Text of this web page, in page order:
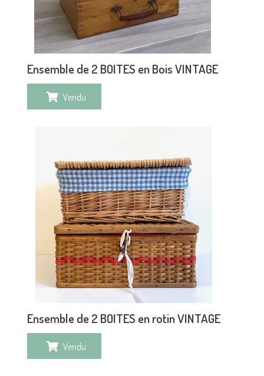
Ensemble de 2 BOITES en Bois VINTAGE
Vendu
Ensemble de 2 BOITES en rotin VINTAGE
Vendu